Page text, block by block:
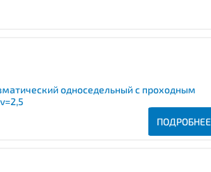
односедельный с проходным
ПОДРОБНЕЕ